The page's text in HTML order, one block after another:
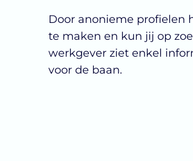
Door anonieme profielen
te maken en kun jij op
werkgever ziet enkel
voor de baan.